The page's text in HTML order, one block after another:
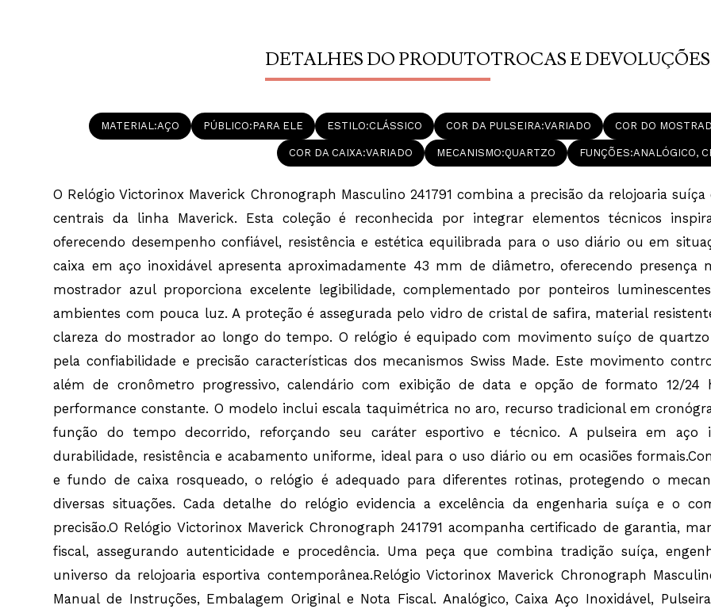
formato 12/24
constante. O
acabamento
resistência à
relógio é
interno e
relógio
instruções,
funcionalidade
Acompanha
Inoxidável,
medindo 43mm
DETALHES DO PRODUTOTROCAS E DEVOLUÇÕES
O Relógio Victorinox Maverick Chronograph Masculino 241791 combina a precisão da relojoaria
centrais da linha Maverick. Esta coleção é reconhecida por integrar elementos técnicos
oferecendo desempenho confiável, resistência e estética equilibrada para o uso diário ou em
caixa em aço inoxidável apresenta aproximadamente 43 mm de diâmetro, oferecendo presença
mostrador azul proporciona excelente legibilidade, complementado por ponteiros
ambientes com pouca luz. A proteção é assegurada pelo vidro de cristal de safira, material
clareza do mostrador ao longo do tempo. O relógio é equipado com movimento suíço de quartzo
pela confiabilidade e precisão características dos mecanismos Swiss Made. Este movimento
além de cronômetro progressivo, calendário com exibição de data e opção de formato 12/24
performance constante. O modelo inclui escala taquimétrica no aro, recurso tradicional em
função do tempo decorrido, reforçando seu caráter esportivo e técnico. A pulseira em aço
durabilidade, resistência e acabamento uniforme, ideal para o uso diário ou em ocasiões
e fundo de caixa rosqueado, o relógio é adequado para diferentes rotinas, protegendo o
diversas situações. Cada detalhe do relógio evidencia a excelência da engenharia suíça e o
precisão.O Relógio Victorinox Maverick Chronograph 241791 acompanha certificado de garantia,
fiscal, assegurando autenticidade e procedência. Uma peça que combina tradição suíça,
universo da relojoaria esportiva contemporânea.Relógio Victorinox Maverick Chronograph
Manual de Instruções, Embalagem Original e Nota Fiscal. Analógico, Caixa Aço Inoxidável,
MATERIAL AÇO PÚBLICO PARA ELE ESTILO CLÁSSICO COR DA PULSEIRA VARIADO COR DO
COR DA CAIXA VARIADO MECANISMO QUARTZO FUNÇÕES ANALÓGICO,